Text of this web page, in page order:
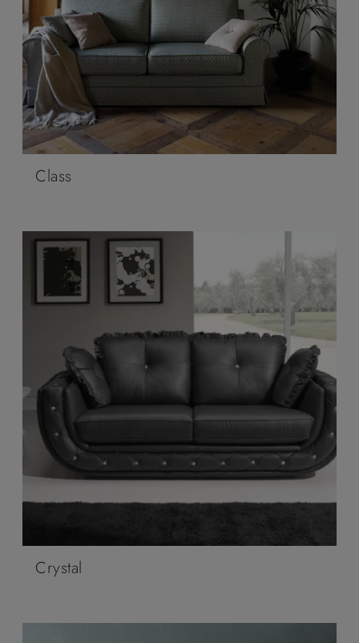
Class
Crystal